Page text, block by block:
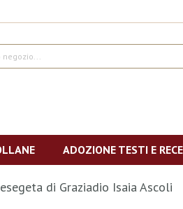
ADOZIONE TESTI E
di Graziadio Isaia Ascoli